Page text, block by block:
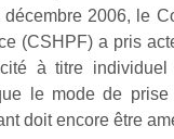
2006, le
(CSHPF) a pris
à titre
le mode de
doit encore être